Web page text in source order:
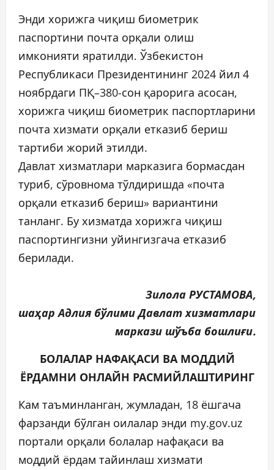
Энди хорижга чиқиш биометрик
паспортини почта орқали олиш
имконияти яратилди. Ўзбекистон
Республикаси Президентининг 2024 йил 4
ноябрдаги ПҚ–380-сон қарорига асосан,
хорижга чиқиш биометрик паспортларини
почта хизмати орқали етказиб бериш
тартиби жорий этилди.
Давлат хизматлари марказига бормасдан
туриб, сўровнома тўлдиришда «почта
орқали етказиб бериш» вариантини
танланг. Бу хизматда хорижга чиқиш
паспортингизни уйингизгача етказиб
берилади.
Зилола РУСТАМОВА,
шаҳар Адлия бўлими Давлат хизматлари
маркази шўъба бошлиғи.
БОЛАЛАР НАФАҚАСИ ВА МОДДИЙ
ЁРДАМНИ ОНЛАЙН РАСМИЙЛАШТИРИНГ
Кам таъминланган, жумладан, 18 ёшгача
фарзанди бўлган оилалар энди my.gov.uz
портали орқали болалар нафақаси ва
моддий ёрдам тайинлаш хизмати